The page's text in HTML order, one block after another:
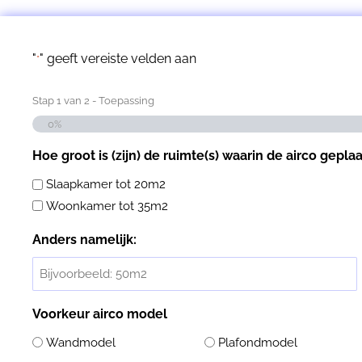
"*" geeft vereiste velden aan
Stap 1 van 2 - Toepassing
0%
Hoe groot is (zijn) de ruimte(s) waarin de airco
Slaapkamer tot 20m2
Woonkamer tot 35m2
Anders namelijk:
Voorkeur airco model
Wandmodel Plafondmodel